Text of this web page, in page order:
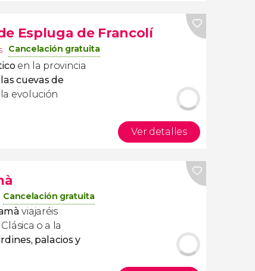
Espluga de Francolí
Cancelación gratuita
en la provincia
cuevas de
la evolución
Ver detalles
Cancelación gratuita
viajaréis
o a la
palacios y